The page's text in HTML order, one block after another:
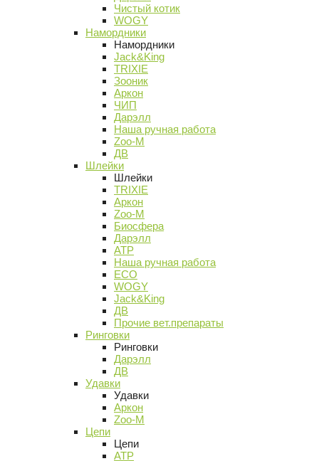
Чистый котик
WOGY
Намордники
Намордники
Jack&King
TRIXIE
Зооник
Аркон
ЧИП
Дарэлл
Наша ручная работа
Zoo-M
ДВ
Шлейки
Шлейки
TRIXIE
Аркон
Zoo-M
Биосфера
Дарэлл
АТР
Наша ручная работа
ECO
WOGY
Jack&King
ДВ
Прочие вет.препараты
Ринговки
Ринговки
Дарэлл
ДВ
Удавки
Удавки
Аркон
Zoo-M
Цепи
Цепи
АТР